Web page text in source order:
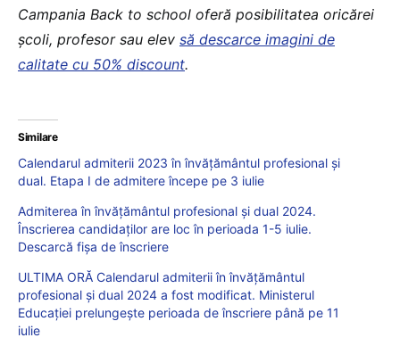
Campania Back to school oferă posibilitatea oricărei
școli, profesor sau elev să descarce imagini de
calitate cu 50% discount.
Similare
Calendarul admiterii 2023 în învățământul profesional și
dual. Etapa I de admitere începe pe 3 iulie
Admiterea în învățământul profesional și dual 2024.
Înscrierea candidaților are loc în perioada 1-5 iulie.
Descarcă fișa de înscriere
ULTIMA ORĂ Calendarul admiterii în învățământul
profesional și dual 2024 a fost modificat. Ministerul
Educației prelungește perioada de înscriere până pe 11
iulie